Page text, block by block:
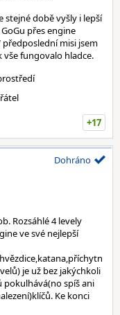
stejné době vyšly i lepší
přes engine
předposlední misi jsem
vše fungovalo hladce.
+17
Dohráno
Rozsáhlé 4 levely
ve své nejlepší
je už bez jakýchkoli
pokulhává(no spíš ani
Ke konci